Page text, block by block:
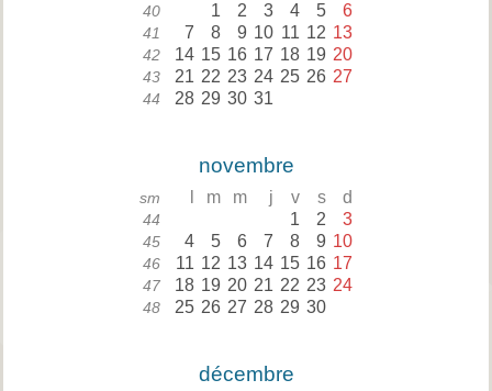
40 1 2 3 4 5 6
41 7 8 9 10 11 12 13
42 14 15 16 17 18 19 20
43 21 22 23 24 25 26 27
44 28 29 30 31
novembre
sm m m j v s d
44 1 2 3
45 4 5 6 7 8 9 10
46 11 12 13 14 15 16 17
47 18 19 20 21 22 23 24
48 25 26 27 28 29 30
décembre